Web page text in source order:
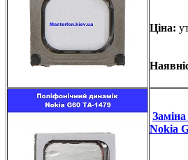
Ціна:
Nokia